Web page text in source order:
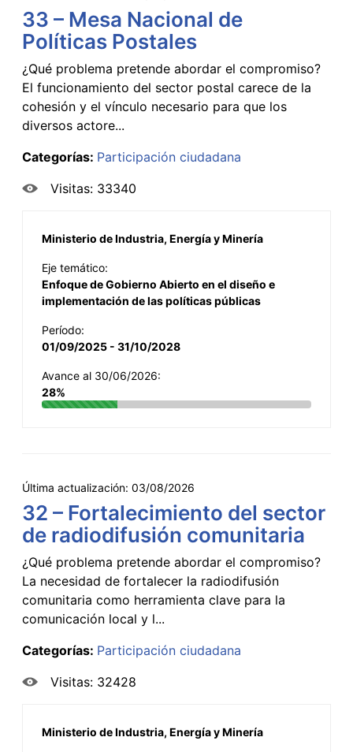
33 – Mesa Nacional de
Políticas Postales
¿Qué problema pretende abordar el compromiso?
El funcionamiento del sector postal carece de la
cohesión y el vínculo necesario para que los
diversos actore...
Categorías: Participación ciudadana
Visitas: 33340
Ministerio de Industria, Energía y Minería
Eje temático:
Enfoque de Gobierno Abierto en el diseño e
implementación de las políticas públicas
Período:
01/09/2025 - 31/10/2028
Avance al 30/06/2026:
28%
Última actualización: 03/08/2026
32 – Fortalecimiento del sector
de radiodifusión comunitaria
¿Qué problema pretende abordar el compromiso?
La necesidad de fortalecer la radiodifusión
comunitaria como herramienta clave para la
comunicación local y l...
Categorías: Participación ciudadana
Visitas: 32428
Ministerio de Industria, Energía y Minería